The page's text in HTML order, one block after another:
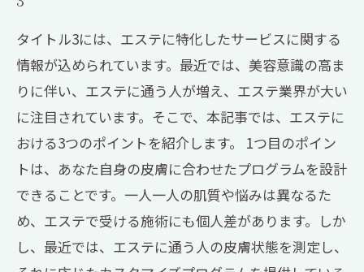
タイトル3には、エステに特化したサービスに関する
情報が込められています。最近では、美容意識の高ま
りに伴い、エステに通う人が増え、エステ業界が大い
に注目されています。そこで、本記事では、エステに
おける3つのポイントを紹介します。 1つ目のポイン
トは、あなた自身の皮膚に合わせたプログラムを設計
できることです。一人一人の肌質や悩みは異なるた
め、エステで受ける施術にも個人差があります。しか
し、最近では、エステに通う人の皮膚状態を測定し、